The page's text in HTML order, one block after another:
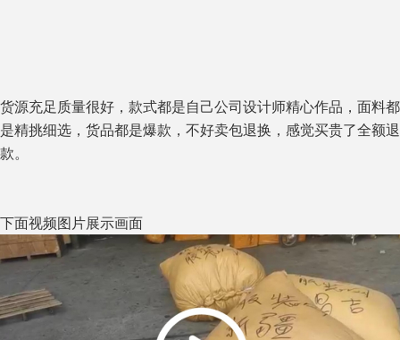
货源充足质量很好，款式都是自己公司设计师精心作品，面料都
是精挑细选，货品都是爆款，不好卖包退换，感觉买贵了全额退
款。
下面视频图片展示画面